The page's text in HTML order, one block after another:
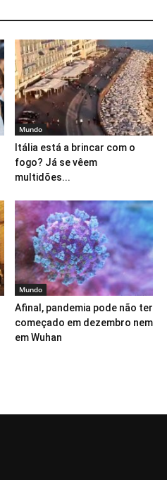
Mundo
Itália está a brincar com o
fogo? Já se vêem
multidões...
Mundo
Afinal, pandemia pode não ter
começado em dezembro nem
em Wuhan